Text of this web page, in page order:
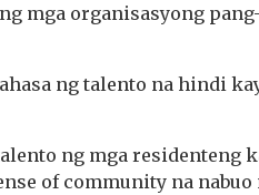
mga organisasyong
ng talento na hindi
ng mga residenteng
of community na